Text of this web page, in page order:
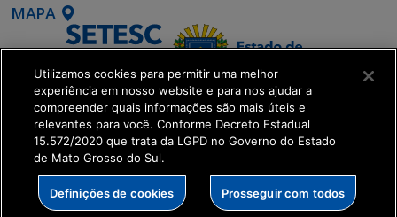
MAPA
SETDIG | Secretaria-Executiva de Transformação
Digital
Utilizamos cookies para permitir uma melhor
experiência em nosso website e para nos ajudar a
compreender quais informações são mais úteis e
relevantes para você. Conforme Decreto Estadual
15.572/2020 que trata da LGPD no Governo do Estado
de Mato Grosso do Sul.
Definições de cookies Prosseguir com todos